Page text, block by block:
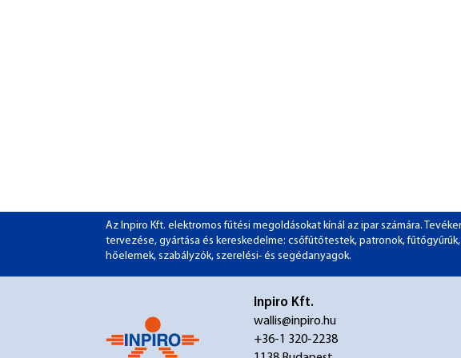
Az Inpiro Kft. elektromos fűtési megoldásokat kínál az ipar számára.
tervezése, gyártása és kereskedelme: csőfűtőtestek, patronok,
hőelemek, szabályzók, szerelési- és segédanyagok.
Inpiro Kft.
wallis@inpiro.hu
+36-1 320-2238